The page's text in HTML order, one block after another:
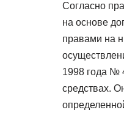
Согласно
на основе
правами на
1998 года №
средствах.